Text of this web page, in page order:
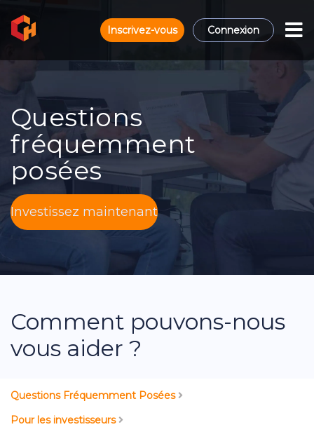
Inscrivez-vous Connexion
Questions
fréquemment
posées
Investissez maintenant
Comment pouvons-nous
vous aider ?
Questions Fréquemment Posées
Pour les investisseurs